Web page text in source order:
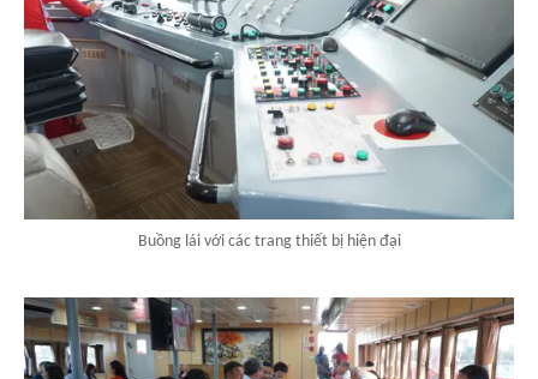
Buồng lái với các trang thiết bị hiện đại